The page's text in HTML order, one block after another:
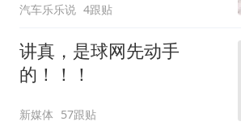
汽车乐乐说 4跟贴
讲真，是球网先动手
的！！！
新媒体 57跟贴